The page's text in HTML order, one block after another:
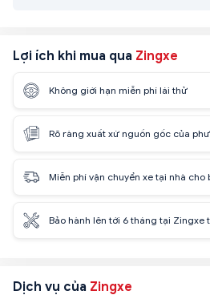
Lợi ích khi mua qua Zingxe
Không giới hạn miễn phí lái thử
Rõ ràng xuất xứ nguồn gốc của
Miễn phí vận chuyển xe tại nhà cho
Bảo hành lên tới 6 tháng tại Zingxe
Dịch vụ của Zingxe